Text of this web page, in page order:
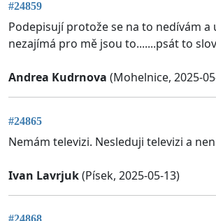
#24859
Podepisují protože se na to nedívám a
nezajímá pro mě jsou to.......psát to
Andrea Kudrnova (Mohelnice, 2025-
#24865
Nemám televizi. Nesleduji televizi a
Ivan Lavrjuk(Písek, 2025-05-13)
#24868